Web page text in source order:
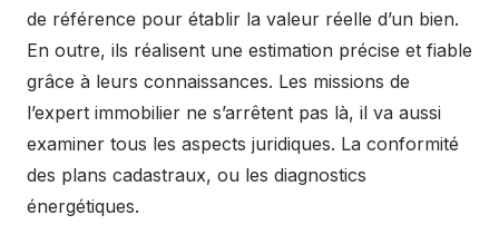
de référence pour établir la valeur réelle d’un bien.
En outre, ils réalisent une estimation précise et fiable
grâce à leurs connaissances. Les missions de
l’expert immobilier ne s’arrêtent pas là, il va aussi
examiner tous les aspects juridiques. La conformité
des plans cadastraux, ou les diagnostics
énergétiques.